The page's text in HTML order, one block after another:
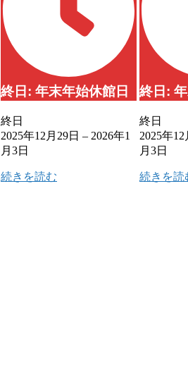
終日: 年末年始休館日
終日
2025年12月29日 – 2026年1
月3日
続きを読む
終日:
終日
2025年12
月3日
続きを読